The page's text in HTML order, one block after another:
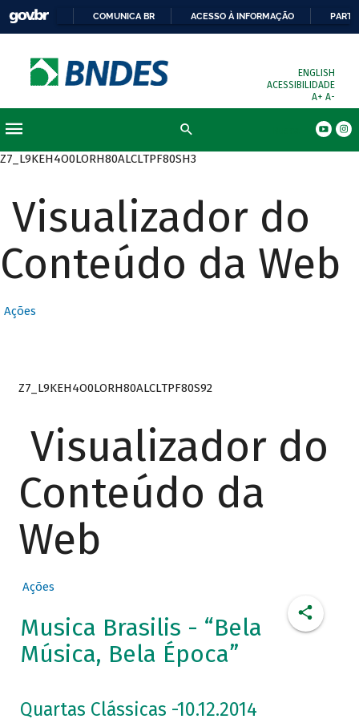
COMUNICA BR ACESSO À INFORMAÇÃO
ENGLISH
ACESSIBILIDADE
A+ A-
Z7_L9KEH4O0LORH80ALCLTPF80SH3
Visualizador do
Conteúdo da Web
Ações
Z7_L9KEH4O0LORH80ALCLTPF80S92
Visualizador do
Conteúdo da
Web
Ações
Musica Brasilis - “Bela
Música, Bela Época”
Quartas Clássicas -10.12.2014